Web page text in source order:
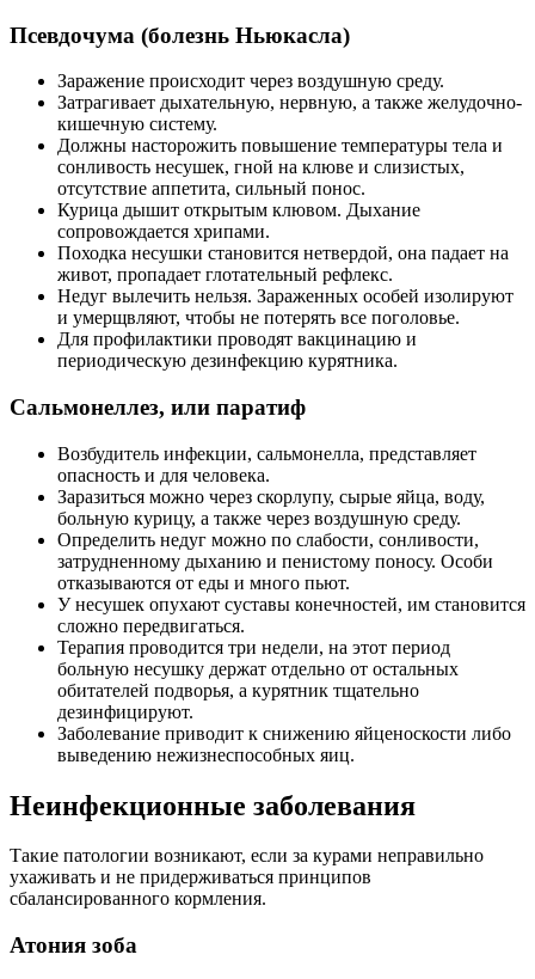
Псевдочума (болезнь Ньюкасла)
Заражение происходит через воздушную среду.
Затрагивает дыхательную, нервную, а также желудочно-
кишечную систему.
Должны насторожить повышение температуры тела и
сонливость несушек, гной на клюве и слизистых,
отсутствие аппетита, сильный понос.
Курица дышит открытым клювом. Дыхание
сопровождается хрипами.
Походка несушки становится нетвердой, она падает на
живот, пропадает глотательный рефлекс.
Недуг вылечить нельзя. Зараженных особей изолируют
и умерщвляют, чтобы не потерять все поголовье.
Для профилактики проводят вакцинацию и
периодическую дезинфекцию курятника.
Сальмонеллез, или паратиф
Возбудитель инфекции, сальмонелла, представляет
опасность и для человека.
Заразиться можно через скорлупу, сырые яйца, воду,
больную курицу, а также через воздушную среду.
Определить недуг можно по слабости, сонливости,
затрудненному дыханию и пенистому поносу. Особи
отказываются от еды и много пьют.
У несушек опухают суставы конечностей, им становится
сложно передвигаться.
Терапия проводится три недели, на этот период
больную несушку держат отдельно от остальных
обитателей подворья, а курятник тщательно
дезинфицируют.
Заболевание приводит к снижению яйценоскости либо
выведению нежизнеспособных яиц.
Неинфекционные заболевания
Такие патологии возникают, если за курами неправильно
ухаживать и не придерживаться принципов
сбалансированного кормления.
Атония зоба